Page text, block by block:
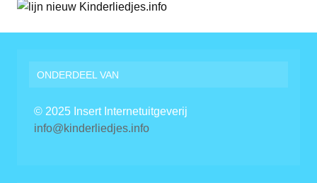
ONDERDEEL VAN
© 2025 Insert Internetuitgeverij
info@kinderliedjes.info